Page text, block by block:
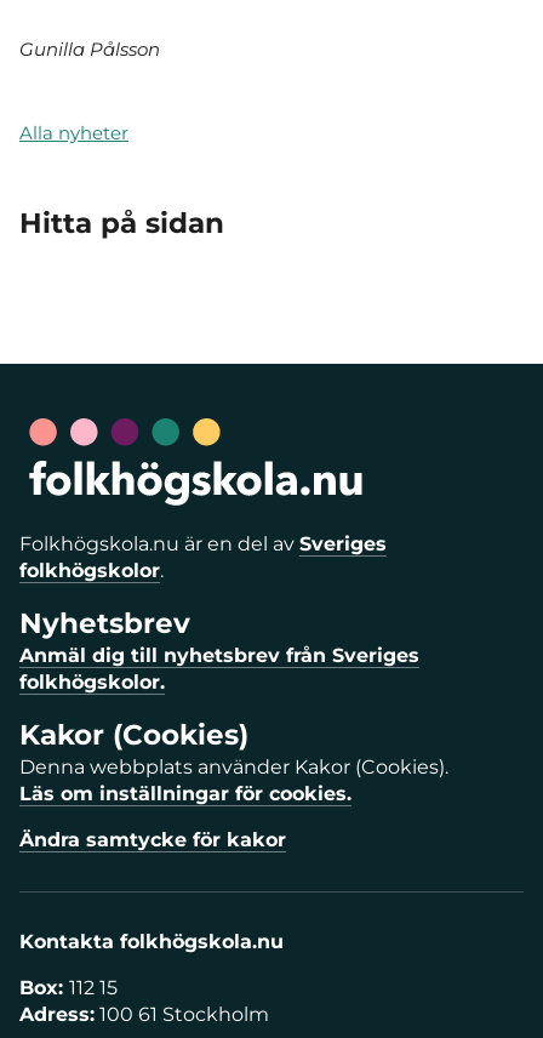
Gunilla Pålsson
Alla nyheter
Hitta på sidan
Folkhögskola.nu är en del av Sveriges
folkhögskolor.
Nyhetsbrev
Anmäl dig till nyhetsbrev från Sveriges
folkhögskolor.
Kakor (Cookies)
Denna webbplats använder Kakor (Cookies).
Läs om inställningar för cookies.
Ändra samtycke för kakor
Kontakta folkhögskola.nu
Box: 112 15
Adress: 100 61 Stockholm